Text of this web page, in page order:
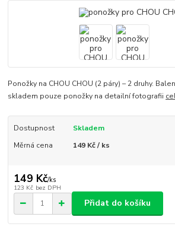
Ponožky na CHOU CHOU (2 páry) – 2 druhy.
skladem pouze ponožky na detailní fotografii
Dostupnost
Skladem
Měrná cena
149 Kč / ks
149 Kč/ks
123 Kč bez DPH
Přidat do košíku